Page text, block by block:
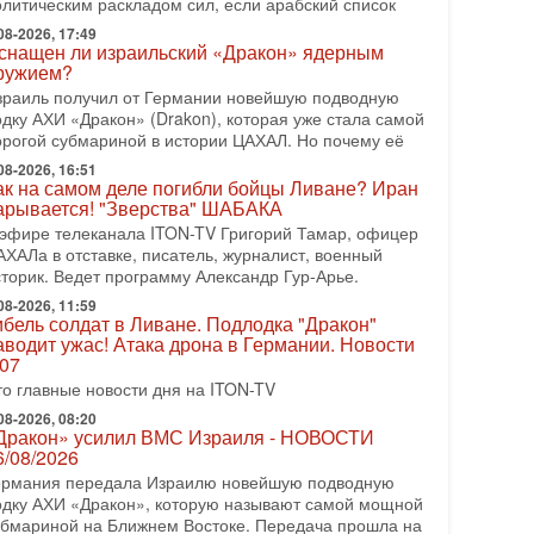
2026, 08:42
отменил удар по Ирану - НОВОСТИ
08/2026
США Дональд Трамп сегодня заявил об
подготовленного удара по Ирану после
Тегерана и других стран региона. По его
2026, 17:50
голос» Израиля: кто заберет его на этот
русскоязычных репатриантов не раз кардинально
политический ландшафт Израиля. Достаточно
взлет партии «Исраэль ба-алия», когда
2026, 17:00
закрытых дверей: о чём на самом деле
Трамп и Нетаньяху?
визит премьер-министра Израиля Биньямина
в США и его встреча с Дональдом Трампом
больше вопросов, чем ответов. Полная
07-2026, 15:18
готовит покушение на Нетаниягу! Трамп не
эскалации, но КСИР готовит взрыв!
телеканала ITON-TV СЕРГЕЙ МИГДАЛЬ,
2026, 17:49
ли израильский «Дракон» ядерным
получил от Германии новейшую подводную
АХИ «Дракон» (Drakon), которая уже стала самой
субмариной в истории ЦАХАЛ. Но почему её
2026, 16:51
на самом деле погибли бойцы Ливане? Иран
"Зверства" ШАБАКА
телеканала ITON-TV Григорий Тамар, офицер
в отставке, писатель, журналист, военный
Ведет программу Александр Гур-Арье.
2026, 11:59
солдат в Ливане. Подлодка "Дракон"
ужас! Атака дрона в Германии. Новости
главные новости дня на ITON-TV
2026, 08:20
усилил ВМС Израиля - НОВОСТИ
08/2026
передала Израилю новейшую подводную
АХИ «Дракон», которую называют самой мощной
на Ближнем Востоке. Передача прошла на